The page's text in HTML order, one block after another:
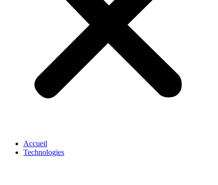
Accueil
Technologies